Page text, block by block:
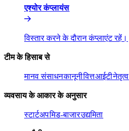
एश्योर कंप्लायंस​​
विस्तार करने के दौरान कंप्लाएंट रहें।​​
टीम के हिसाब से​​
मानव संसाधन​​कानूनी​​वित्त​​आईटी​​नेतृत्व​​
व्यवसाय के आकार के अनुसार​​
स्टार्टअप​​मिड-बाजार​​उद्यमिता​​